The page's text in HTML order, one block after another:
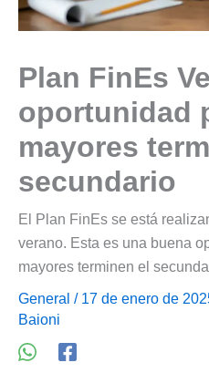
Plan FinEs
oportunidad
mayores
secundario
El Plan FinEs se está
verano. Esta es una buena
mayores terminen el
General / 17 de enero de
Baioni